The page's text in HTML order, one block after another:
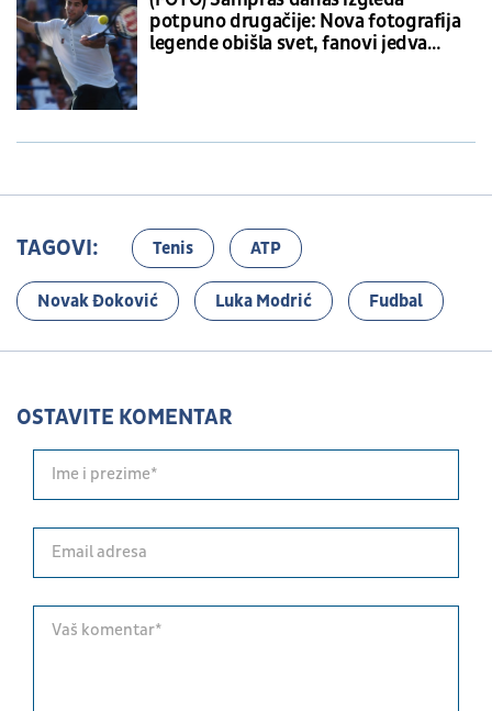
potpuno drugačije: Nova fotografija
legende obišla svet, fanovi jedva
TAGOVI: Tenis ATP
Novak Đoković Luka Modrić Fudbal
OSTAVITE KOMENTAR